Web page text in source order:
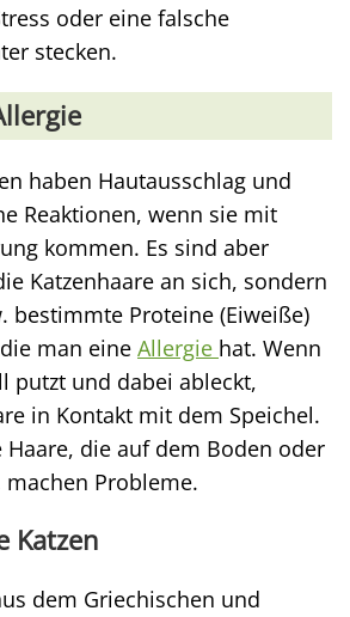
oder eine falsche
stecken.
haben Hautausschlag und
Reaktionen, wenn sie mit
kommen. Es sind aber
Katzenhaare an sich, sondern
bestimmte Proteine (Eiweiße)
man eine Allergie hat. Wenn
putzt und dabei ableckt,
in Kontakt mit dem Speichel.
Haare, die auf dem Boden oder
Probleme.
Katzen
dem Griechischen und